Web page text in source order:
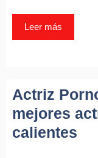
Leer más
Actriz
mejores
calientes